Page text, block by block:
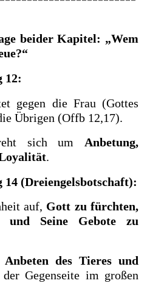
beider Kapitel: „Wem
12:
gegen die Frau (Gottes
Übrigen (Offb 12,17).
sich um Anbetung,
.
14 (Dreiengelsbotschaft):
auf, Gott zu fürchten,
und Seine Gebote zu
Anbeten des Tieres und
Gegenseite im großen